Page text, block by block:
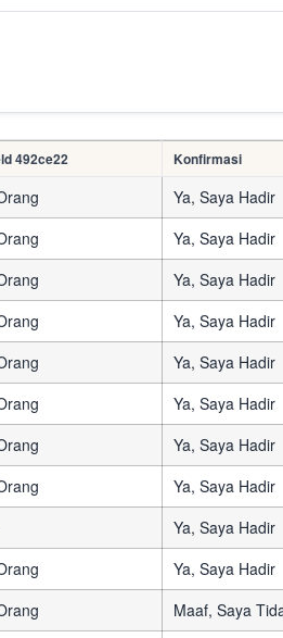
492ce22 Konfirmasi
Ya, Saya Hadir
Ya, Saya Hadir
Ya, Saya Hadir
Ya, Saya Hadir
Ya, Saya Hadir
Ya, Saya Hadir
Ya, Saya Hadir
Ya, Saya Hadir
Ya, Saya Hadir
Ya, Saya Hadir
Maaf, Saya